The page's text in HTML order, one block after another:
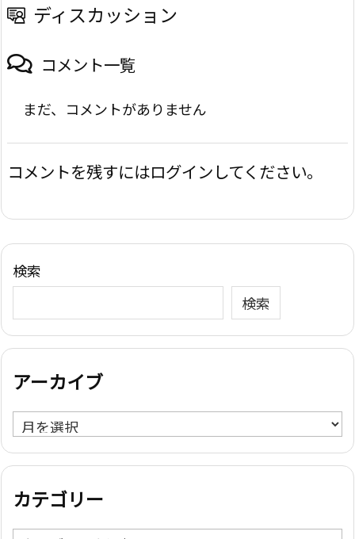
ディスカッション
コメント一覧
まだ、コメントがありません
コメントを残すにはログインしてください。
検索
検索
アーカイブ
ア
ー
カ
ブ
カテゴリー